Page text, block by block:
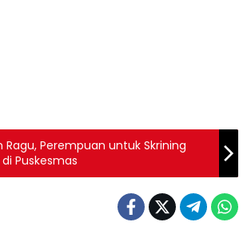
Ragu, Perempuan untuk Skrining
Puskesmas